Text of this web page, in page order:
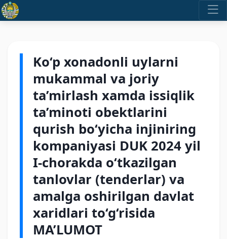
Ko‘p xonadonli uylarni
mukammal va joriy
ta’mirlash xamda issiqlik
ta’minoti obektlarini
qurish bo‘yicha injiniring
kompaniyasi DUK 2024 yil
I-chorakda o‘tkazilgan
tanlovlar (tenderlar) va
amalga oshirilgan davlat
xaridlari to‘g‘risida
MA’LUMOT